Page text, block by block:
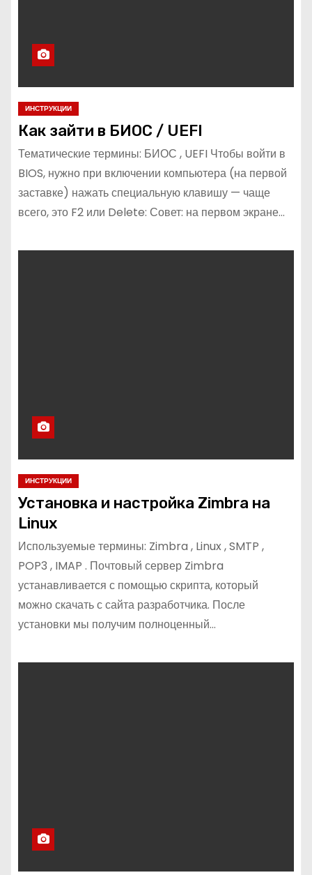
ИНСТРУКЦИИ
Как зайти в БИОС / UEFI
Тематические термины: БИОС , UEFI Чтобы войти в
BIOS, нужно при включении компьютера (на первой
заставке) нажать специальную клавишу — чаще
всего, это F2 или Delete: Совет: на первом экране…
ИНСТРУКЦИИ
Установка и настройка Zimbra на
Linux
Используемые термины: Zimbra , Linux , SMTP ,
POP3 , IMAP . Почтовый сервер Zimbra
устанавливается с помощью скрипта, который
можно скачать с сайта разработчика. После
установки мы получим полноценный…